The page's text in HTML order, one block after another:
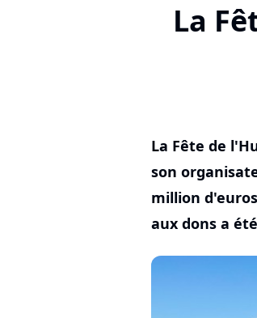
La
La Fête de
son
million
aux dons a